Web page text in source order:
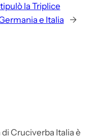
la Triplice
e Italia
→
Cruciverba Italia è